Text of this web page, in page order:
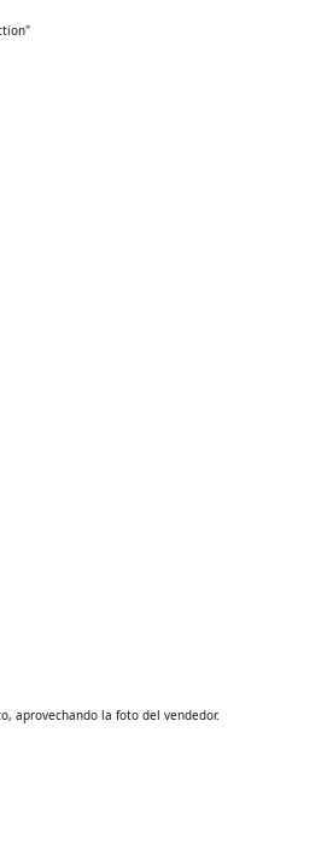
aprovechando la foto del vendedor.